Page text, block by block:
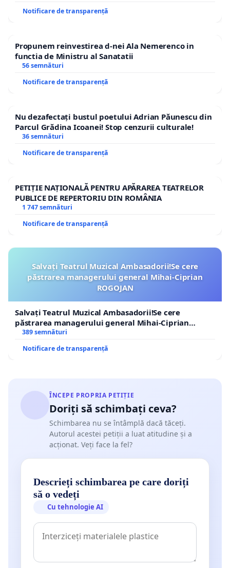
Notificare de transparență
Propunem reinvestirea d-nei Ala Nemerenco in
functia de Ministru al Sanatatii
56 semnături
Notificare de transparență
Nu dezafectați bustul poetului Adrian Păunescu din
Parcul Grădina Icoanei! Stop cenzurii culturale!
36 semnături
Notificare de transparență
PETIȚIE NAȚIONALĂ PENTRU APĂRAREA TEATRELOR
PUBLICE DE REPERTORIU DIN ROMÂNIA
1 747 semnături
Notificare de transparență
Salvați Teatrul Muzical Ambasadorii!Se cere
păstrarea managerului general Mihai-Ciprian
ROGOJAN
Salvați Teatrul Muzical Ambasadorii!Se cere
păstrarea managerului general Mihai-Ciprian
ROGOJAN
389 semnături
Notificare de transparență
ÎNCEPE PROPRIA PETIȚIE
Doriți să schimbați ceva?
Schimbarea nu se întâmplă dacă tăceți.
Autorul acestei petiții a luat atitudine și a
acționat. Veți face la fel?
Descrieți schimbarea pe care doriți
să o vedeți
Cu tehnologie AI